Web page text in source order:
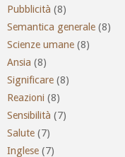
Pubblicità (8)
Semantica generale (8)
Scienze umane (8)
Ansia (8)
Significare (8)
Reazioni (8)
Sensibilità (7)
Salute (7)
Inglese (7)